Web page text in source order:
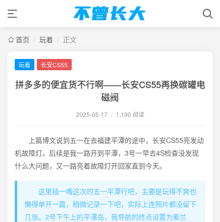
首页 / 玩着 / 正文
玩着 长安CS55
拼多多的便宜货不行啊——长安CS55再换碳罐电
磁阀
2025-05-17 / 1,190 阅读
上篇博文说到五一在去福建平潭的途中，长安CS55亮发动
机故障灯。后续是我一路开到平潭，3号一早去4S检查没发现
什么大问题，又一路亮着故障灯开回家直到今天。
这里插一嘴这次的五一平潭行吧，主要是玩得不爽也
懒得单开一篇，稍微记录一下吧，实际上连照片都没留下
几张。2号下午上的平潭岛，我导航的终点设置为紫兰